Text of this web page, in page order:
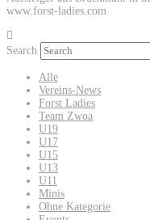
www.forst-ladies.com
Search
Alle
Vereins-News
Forst Ladies
Team Zwoa
U19
U17
U15
U13
U11
Minis
Ohne Kategorie